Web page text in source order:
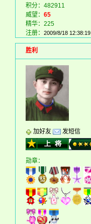
积分：482911
威望： 65
精华：225
注册：
2009/8/18 12:38:19
胜利
加好友 发短信
勋章：